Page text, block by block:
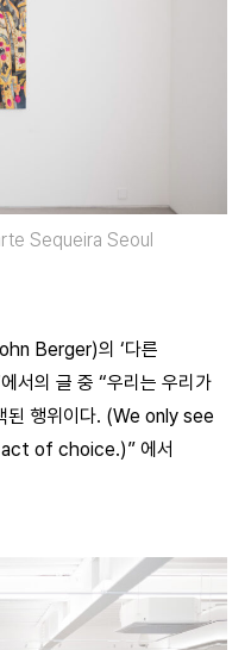
Sequeira Seoul
Berger)의 ‘다른
서의 글 중 “우리는 우리가
된 행위이다. (We only see
of choice.)” 에서